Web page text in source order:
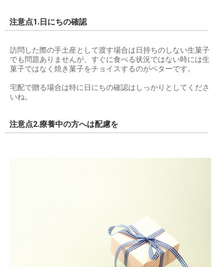
注意点1.日にちの確認
訪問した際の手土産として渡す場合は日持ちのしない生菓子
でも問題ありませんが、すぐに食べる状況ではない時には生
菓子ではなく焼き菓子をチョイスするのがベターです。
宅配で贈る場合は特に日にちの確認はしっかりとしてくださ
いね。
注意点2.療養中の方へは配慮を